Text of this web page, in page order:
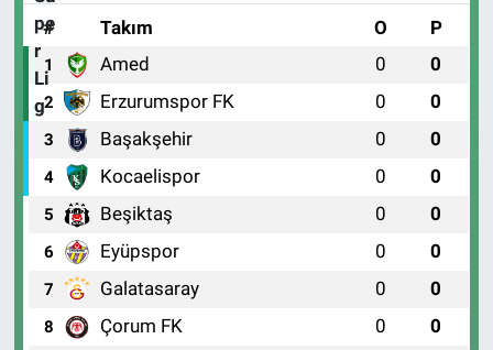
# Takım O P
1 Amed 0 0
2 Erzurumspor FK 0 0
3 Başakşehir 0 0
4 Kocaelispor 0 0
5 Beşiktaş 0 0
6 Eyüpspor 0 0
7 Galatasaray 0 0
8 Çorum FK 0 0